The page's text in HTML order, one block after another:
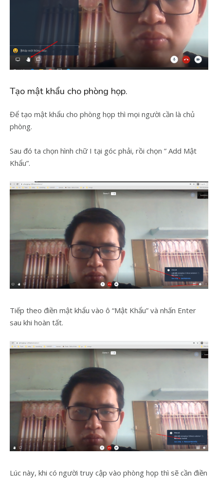
Tạo mật khẩu cho phòng họp.
Để tạo mật khẩu cho phòng họp thì mọi người cần là chủ
phòng.
Sau đó ta chọn hình chữ I tại góc phải, rồi chọn ” Add Mật
Khẩu”.
Tiếp theo điền mật khẩu vào ô “Mật Khẩu” và nhấn Enter
sau khi hoàn tất.
Lúc này, khi có người truy cập vào phòng họp thì sẽ cần điền